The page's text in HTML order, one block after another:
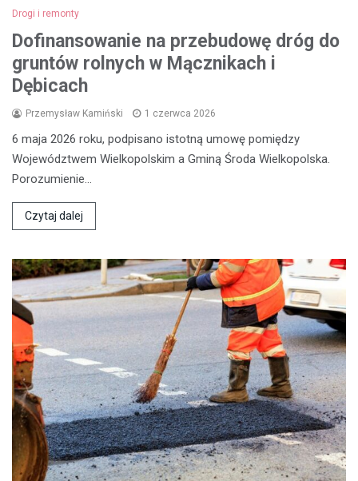
Drogi i remonty
Dofinansowanie na przebudowę dróg do
gruntów rolnych w Mącznikach i
Dębicach
Przemysław Kamiński 1 czerwca 2026
6 maja 2026 roku, podpisano istotną umowę pomiędzy
Województwem Wielkopolskim a Gminą Środa Wielkopolska.
Porozumienie…
Czytaj dalej